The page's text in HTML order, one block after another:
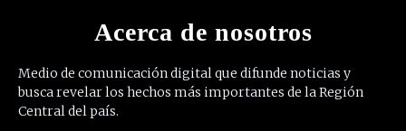
Acerca de nosotros
Medio de comunicación digital que difunde noticias y
busca revelar los hechos más importantes de la Región
Central del país.